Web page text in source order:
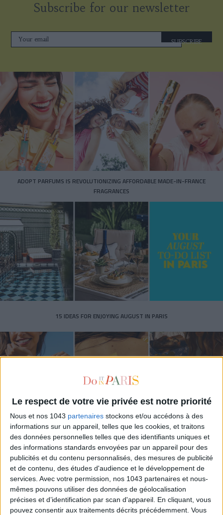
Le respect de votre vie privée est notre priorité
Nous et nos 1043 partenaires stockons et/ou accédons à des
informations sur un appareil, telles que les cookies, et traitons
des données personnelles telles que des identifiants uniques et
des informations standards envoyées par un appareil pour des
publicités et du contenu personnalisés, des mesures de publicité
et de contenu, des études d'audience et le développement de
services. Avec votre permission, nos 1043 partenaires et nous-
mêmes pouvons utiliser des données de géolocalisation
précises et d’identification par scan d'appareil. En cliquant, vous
pouvez consentir aux traitements décrits précédemment. Vous
Subscribe for our newsletter
SUBSCRIBE
ADOPT PARFUMS IS REVOLUTIONIZING AFFORDABLE MADE-IN-FRANCE
FRAGRANCES
15 IDEAS FOR ENJOYING AUGUST IN PARIS
SPF 50 SUNSCREENS YOU'LL ACTUALLY WANT TO SLATHER ON